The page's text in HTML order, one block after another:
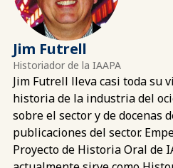
Jim Futrell
Historiador de la IAAPA
Jim Futrell lleva casi toda su
historia de la industria del
sobre el sector y de docenas
publicaciones del sector.
Proyecto de Historia Oral de